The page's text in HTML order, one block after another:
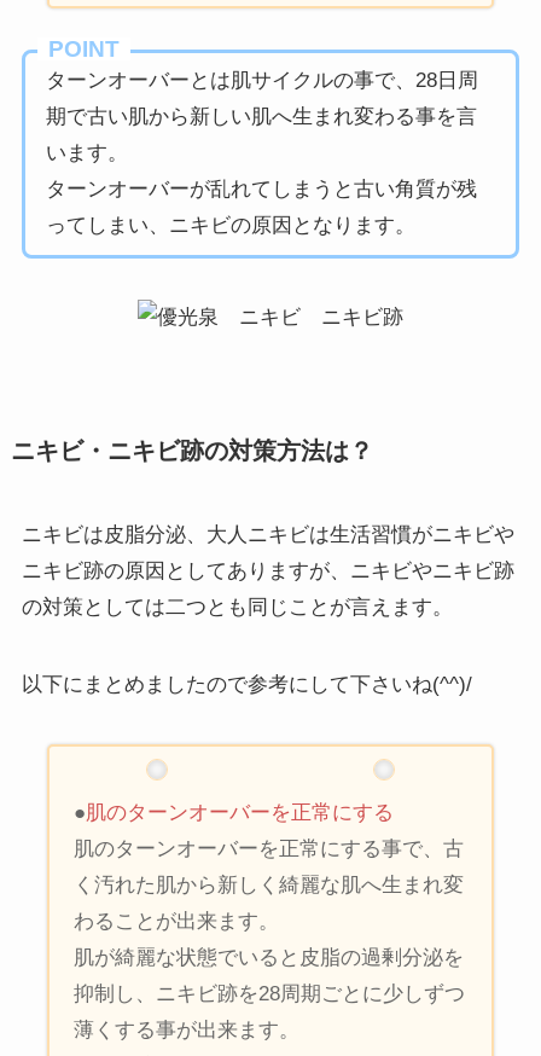
POINT
ターンオーバーとは肌サイクルの事で、28日周
期で古い肌から新しい肌へ生まれ変わる事を言
います。
ターンオーバーが乱れてしまうと古い角質が残
ってしまい、ニキビの原因となります。
ニキビ・ニキビ跡の対策方法は？
ニキビは皮脂分泌、大人ニキビは生活習慣がニキビや
ニキビ跡の原因としてありますが、 ニキビやニキビ跡
の対策としては二つとも同じことが言えます。
以下にまとめましたので参考にして下さいね(^^)/
●肌のターンオーバーを正常にする
肌のターンオーバーを正常にする事で、古
く汚れた肌から新しく綺麗な肌へ生まれ変
わることが出来ます。
肌が綺麗な状態でいると皮脂の過剰分泌を
抑制し、ニキビ跡を28周期ごとに少しずつ
薄くする事が出来ます。